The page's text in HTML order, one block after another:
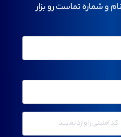
و شماره تماست رو بزار